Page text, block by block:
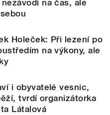
na čas, ale
Holeček: Při lezení po
na výkony, ale
i obyvatelé vesnic,
tvrdí organizátorka
Látalová